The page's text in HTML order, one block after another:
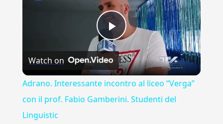
Play
Video
Watch on
Adrano. Interessante incontro al liceo “Verga”
con il prof. Fabio Gamberini. Studenti del
Linguistic